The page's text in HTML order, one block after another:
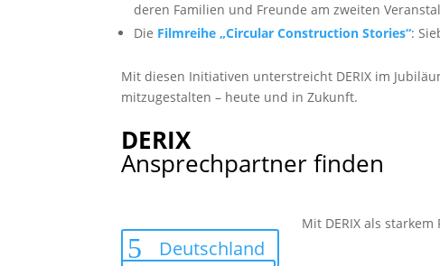
deren Familien und Freunde am zweiten
Die Filmreihe „Circular Construction Stories“:
Mit diesen Initiativen unterstreicht DERIX im
mitzugestalten – heute und in Zukunft.
DERIX
Ansprechpartner finden
Mit DERIX als
Deutschland